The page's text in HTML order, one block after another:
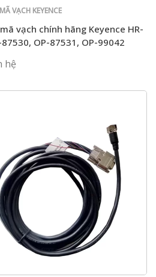
VẠCH KEYENCE
vạch chính hãng Keyence HR-
OP-87531, OP-99042
hệ